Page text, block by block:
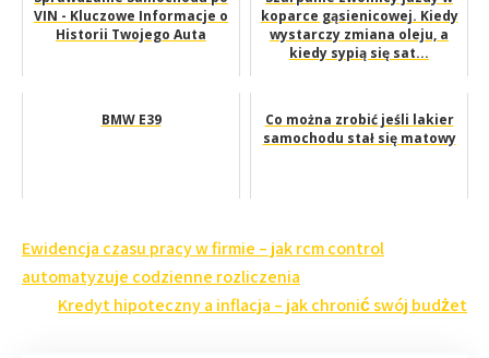
VIN - Kluczowe Informacje o
Historii Twojego Auta
koparce gąsienicowej. Kiedy
wystarczy zmiana oleju, a
kiedy sypią się sat...
BMW E39
Co można zrobić jeśli lakier
samochodu stał się matowy
Nawigacja
wpisu
Ewidencja czasu pracy w firmie – jak rcm control
automatyzuje codzienne rozliczenia
Kredyt hipoteczny a inflacja – jak chronić swój budżet